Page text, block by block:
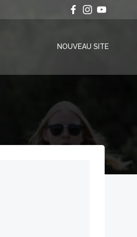
NOUVEAU SITE